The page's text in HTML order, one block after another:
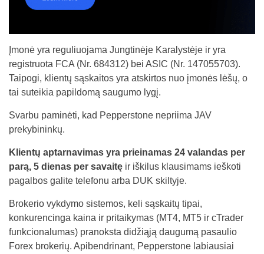
Įmonė yra reguliuojama Jungtinėje Karalystėje ir yra
registruota FCA (Nr. 684312) bei ASIC (Nr. 147055703).
Taipogi, klientų sąskaitos yra atskirtos nuo įmonės lėšų, o
tai suteikia papildomą saugumo lygį.
Svarbu paminėti, kad Pepperstone nepriima JAV
prekybininkų.
Klientų aptarnavimas yra prieinamas 24 valandas per
parą, 5 dienas per savaitę ir iškilus klausimams ieškoti
pagalbos galite telefonu arba DUK skiltyje.
Brokerio vykdymo sistemos, keli sąskaitų tipai,
konkurencinga kaina ir pritaikymas (MT4, MT5 ir cTrader
funkcionalumas) pranoksta didžiąją daugumą pasaulio
Forex brokerių. Apibendrinant, Pepperstone labiausiai